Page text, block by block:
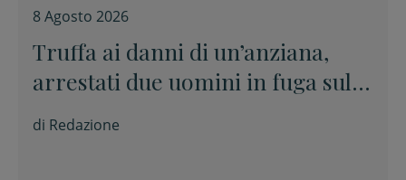
8 Agosto 2026
Truffa ai danni di un’anziana,
arrestati due uomini in fuga sulla
E45
di Redazione